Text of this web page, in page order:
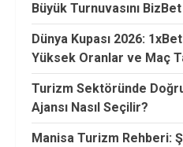
Büyük Turnuvasını
Dünya Kupası 2026:
Yüksek Oranlar ve Maç
Turizm Sektöründe
Ajansı Nasıl Seçilir?
Manisa Turizm Rehberi: